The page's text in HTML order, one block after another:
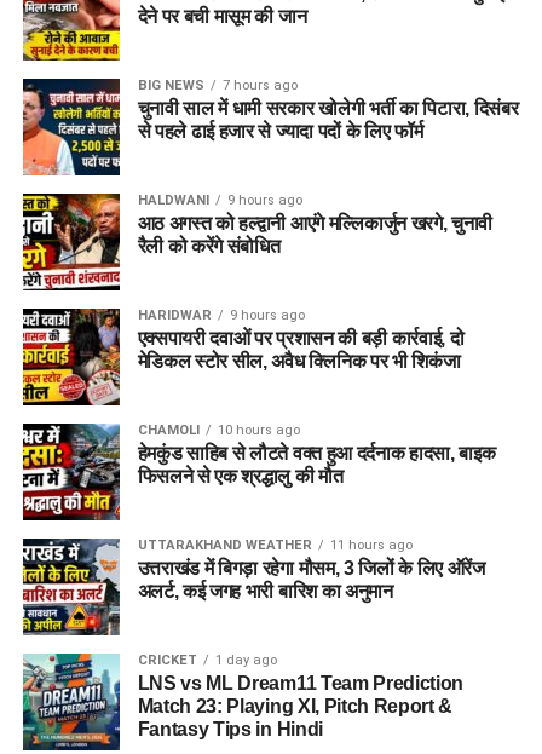
देने पर बची मासूम की जान
BIG NEWS 7 hours ago
चुनावी साल में धामी सरकार खोलेगी भर्ती का पिटारा, दिसंबर
से पहले ढाई हजार से ज्यादा पदों के लिए फॉर्म
HALDWANI 9 hours ago
आठ अगस्त को हल्द्वानी आएंगे मल्लिकार्जुन खरगे, चुनावी
रैली को करेंगे संबोधित
HARIDWAR 9 hours ago
एक्सपायरी दवाओं पर प्रशासन की बड़ी कार्रवाई, दो
मेडिकल स्टोर सील, अवैध क्लिनिक पर भी शिकंजा
CHAMOLI 10 hours ago
हेमकुंड साहिब से लौटते वक्त हुआ दर्दनाक हादसा, बाइक
फिसलने से एक श्रद्धालु की मौत
UTTARAKHAND WEATHER 11 hours ago
उत्तराखंड में बिगड़ा रहेगा मौसम, 3 जिलों के लिए ऑरेंज
अलर्ट, कई जगह भारी बारिश का अनुमान
CRICKET 1 day ago
LNS vs ML Dream11 Team Prediction
Match 23: Playing XI, Pitch Report &
Fantasy Tips in Hindi